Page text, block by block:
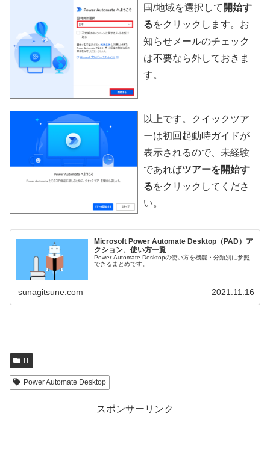
国/地域を選択して 開始す
るをクリックします。お
知らせメールのチェック
は不要なら外しておきま
す。
以上です。クイックツア
ーは初回起動時ガイドが
表示されるので、未経験
であればツアーを開始す
るをクリックしてくださ
い。
Microsoft Power Automate Desktop（PAD）ア
クション、使い方一覧
Power Automate Desktopの使い方を機能・分類別に参照
できるまとめです。
sunagitsune.com 2021.11.16
IT
Power Automate Desktop
スポンサーリンク